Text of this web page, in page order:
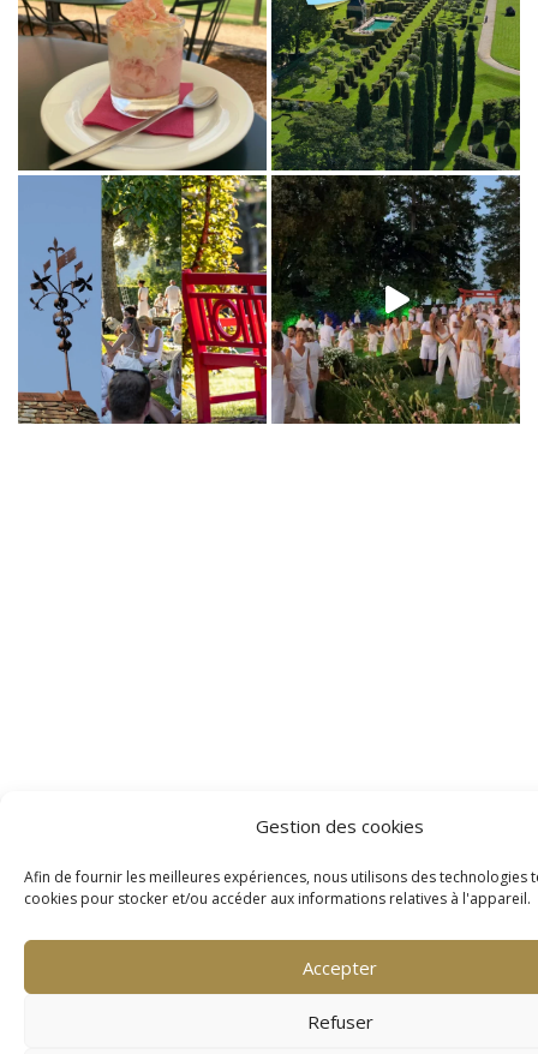
Gestion des cookies
Afin de fournir les meilleures expériences, nous utilisons des technologies
cookies pour stocker et/ou accéder aux informations relatives à l'appareil.
Accepter
Refuser